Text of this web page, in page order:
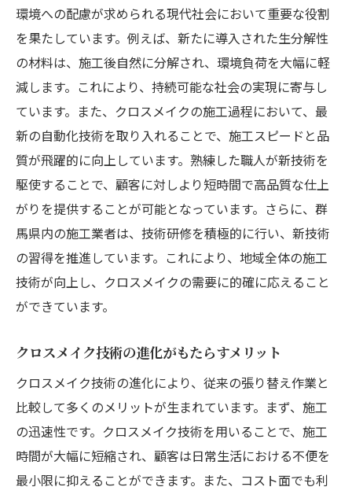
由
クロスメイクによるコスト削減の具体例
張り替えとの比較で見るクロスメイクの持
続可能性
耐久性と美観を両立するクロスメイク
群馬県の住民が選ぶクロスメイクの利点
クロスメイクによる環境負荷の低減
施工時間とコストを抑える群馬県のクロスメイ
クの秘密
短時間で高品質を実現する施工プロセス
効率的なクロスメイクで実現するコスト削
減
施工時間短縮のための最新技術活用
コストパフォーマンスに優れたクロスメイ
ク事例
群馬県における予算内でのクロスメイク成
功例
環境に優しいクロスメイクの選択肢が群馬県で
環境への配慮が求められる現代社会において重要な役割
を果たしています。例えば、新たに導入された生分解性
の材料は、施工後自然に分解され、環境負荷を大幅に軽
減します。これにより、持続可能な社会の実現に寄与し
ています。また、クロスメイクの施工過程において、最
新の自動化技術を取り入れることで、施工スピードと品
質が飛躍的に向上しています。熟練した職人が新技術を
駆使することで、顧客に対しより短時間で高品質な仕上
がりを提供することが可能となっています。さらに、群
馬県内の施工業者は、技術研修を積極的に行い、新技術
の習得を推進しています。これにより、地域全体の施工
技術が向上し、クロスメイクの需要に的確に応えること
ができています。
クロスメイク技術の進化がもたらすメリット
クロスメイク技術の進化により、従来の張り替え作業と
比較して多くのメリットが生まれています。まず、施工
の迅速性です。クロスメイク技術を用いることで、施工
時間が大幅に短縮され、顧客は日常生活における不便を
最小限に抑えることができます。また、コスト面でも利